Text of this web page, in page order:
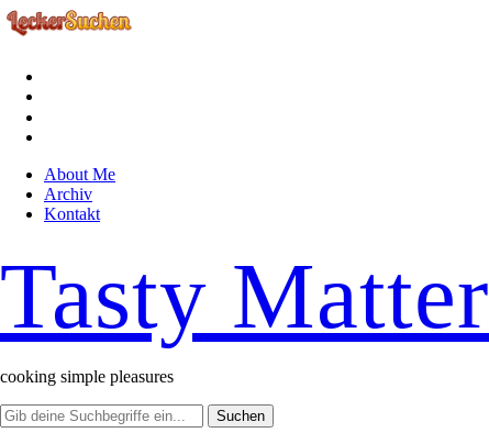
About Me
Archiv
Kontakt
Tasty Matter
cooking simple pleasures